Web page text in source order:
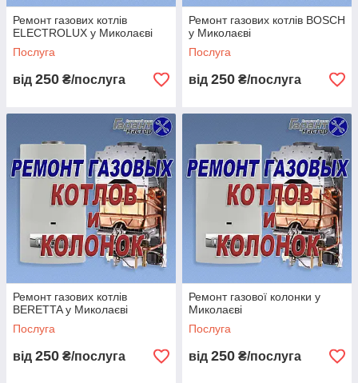
Зателефонуйте нам
Напишіть у Telegram / Viber
Замовте зворотний дзвінок
Залиште заявку через сайт
Ремонт газових котлів
ELECTROLUX у Миколаєві
Послуга
від 250 ₴/послуга
Ремонт газових котлів BOSCH
у Миколаєві
Послуга
від 250 ₴/послуга
Ремонт газових котлів
BERETTA у Миколаєві
Послуга
від 250 ₴/послуга
Ремонт газової колонки у
Миколаєві
Послуга
від 250 ₴/послуга